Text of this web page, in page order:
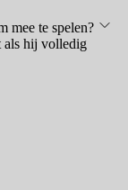
mee te spelen?
als hij volledig